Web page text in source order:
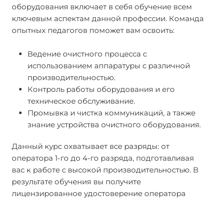
оборудования включает в себя обучение всем
ключевым аспектам данной профессии. Команда
опытных педагогов поможет вам освоить:
Ведение очистного процесса с
использованием аппаратуры с различной
производительностью.
Контроль работы оборудования и его
техническое обслуживание.
Промывка и чистка коммуникаций, а также
знание устройства очистного оборудования.
Данный курс охватывает все разряды: от
оператора 1-го до 4-го разряда, подготавливая
вас к работе с высокой производительностью. В
результате обучения вы получите
лицензированное удостоверение оператора